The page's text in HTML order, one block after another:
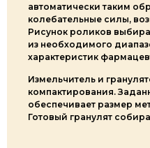
автоматически таким
колебательные силы,
Рисунок роликов
из необходимого
характеристик
Измельчитель и
компактирования.
обеспечивает размер
Готовый гранулят